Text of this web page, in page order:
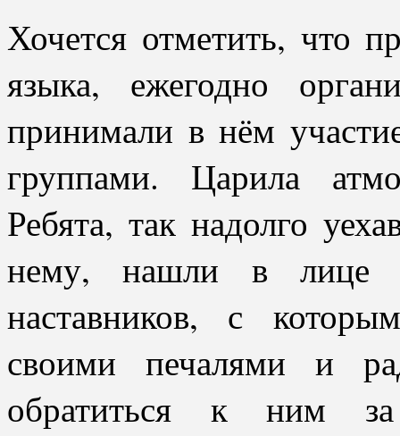
Хочется отметить, что
языка, ежегодно
принимали в нём
группами. Царила
Ребята, так надолго
нему, нашли в лице
наставников, с
своими печалями и
обратиться к ним